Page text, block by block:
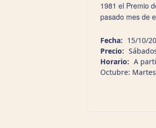
1981 el Premio
pasado mes de
Fecha: 15/10/
Precio:
Horario: A
Octubre: